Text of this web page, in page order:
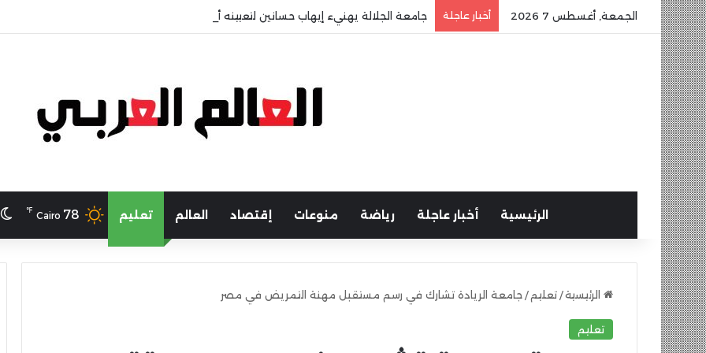
الجمعة, أغسطس 7 2026 أخبار عاجلة جامعة الجلالة يهنيء إيهاب حسانين لتعيينه أمينًا عامًا لمجلس الجامعات الخاصة
الرئيسية أخبار عاجلة رياضة منوعات إقتصاد العالم تعليم Cairo 78
℉
الرئيسية/ تعليم / جامعة الريادة تشارك في رسم مستقبل مهنة التمريض في مصر
تعليم